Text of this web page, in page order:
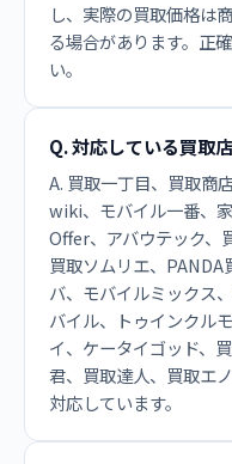
し、実際の買取価格は
る場合があります。正
い。
Q. 対応している買取
A. 買取一丁目、買取商
wiki、モバイル一番、
Offer、アバウテック、
買取ソムリエ、
バ、モバイルミックス
バイル、トゥインクル
イ、ケータイゴッド、
君、買取達人、買取エ
対応しています。